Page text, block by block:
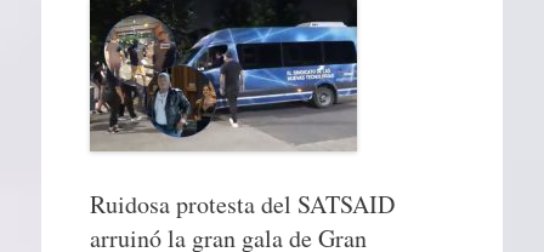
Ruidosa protesta del SATSAID
arruinó la gran gala de Gran